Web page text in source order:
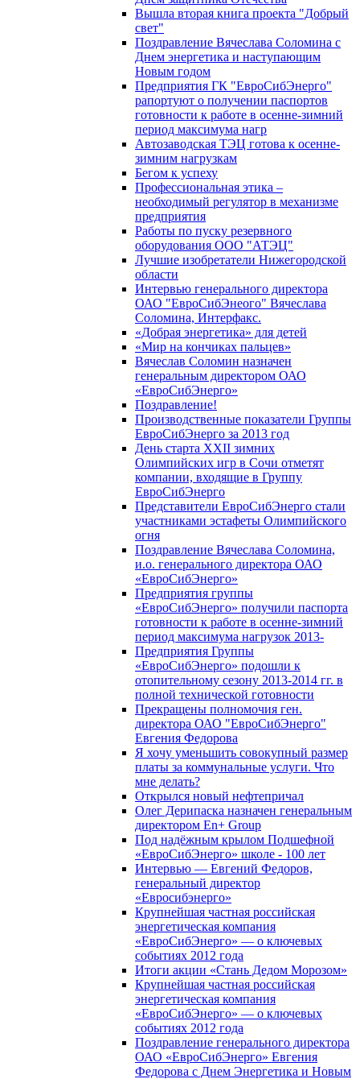
Вышла вторая книга проекта "Добрый
свет"
Поздравление Вячеслава Соломина с
Днем энергетика и наступающим
Новым годом
Предприятия ГК "ЕвроСибЭнерго"
рапортуют о получении паспортов
готовности к работе в осенне-зимний
период максимума нагр
Автозаводская ТЭЦ готова к осенне-
зимним нагрузкам
Бегом к успеху
Профессиональная этика –
необходимый регулятор в механизме
предприятия
Работы по пуску резервного
оборудования ООО "АТЭЦ"
Лучшие изобретатели Нижегородской
области
Интервью генерального директора
ОАО "ЕвроСибЭнеого" Вячеслава
Соломина, Интерфакс.
«Добрая энергетика» для детей
«Мир на кончиках пальцев»
Вячеслав Соломин назначен
генеральным директором ОАО
«ЕвроСибЭнерго»
Поздравление!
Производственные показатели Группы
ЕвроСибЭнерго за 2013 год
День старта XXII зимних
Олимпийских игр в Сочи отметят
компании, входящие в Группу
ЕвроСибЭнерго
Представители ЕвроСибЭнерго стали
участниками эстафеты Олимпийского
огня
Поздравление Вячеслава Соломина,
и.о. генерального директора ОАО
«ЕвроСибЭнерго»
Предприятия группы
«ЕвроСибЭнерго» получили паспорта
готовности к работе в осенне-зимний
период максимума нагрузок 2013-
Предприятия Группы
«ЕвроСибЭнерго» подошли к
отопительному сезону 2013-2014 гг. в
полной технической готовности
Прекращены полномочия ген.
директора ОАО "ЕвроСибЭнерго"
Евгения Федорова
Я хочу уменьшить совокупный размер
платы за коммунальные услуги. Что
мне делать?
Открылся новый нефтепричал
Олег Дерипаска назначен генеральным
директором En+ Group
Под надёжным крылом Подшефной
«ЕвроСибЭнерго» школе - 100 лет
Интервью — Евгений Федоров,
генеральный директор
«Евросибэнерго»
Крупнейшая частная российская
энергетическая компания
«ЕвроСибЭнерго» — о ключевых
событиях 2012 года
Итоги акции «Стань Дедом Морозом»
Крупнейшая частная российская
энергетическая компания
«ЕвроСибЭнерго» — о ключевых
событиях 2012 года
Поздравление генерального директора
ОАО «ЕвроСибЭнерго» Евгения
Федорова с Днем Энергетика и Новым